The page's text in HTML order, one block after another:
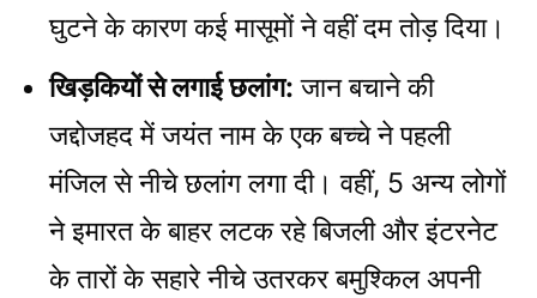
घुटने के कारण कई मासूमों ने वहीं दम तोड़ दिया।
खिड़कियों से लगाई छलांग: जान बचाने की
जद्दोजहद में जयंत नाम के एक बच्चे ने पहली
मंजिल से नीचे छलांग लगा दी। वहीं, 5 अन्य लोगों
ने इमारत के बाहर लटक रहे बिजली और इंटरनेट
के तारों के सहारे नीचे उतरकर बमुश्किल अपनी